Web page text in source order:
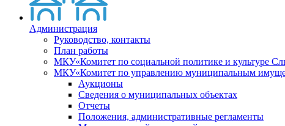
Администрация
Руководство, контакты
План работы
МКУ«Комитет по социальной политике и культуре
МКУ«Комитет по управлению муниципальным
Аукционы
Сведения о муниципальных объектах
Отчеты
Положения, административные регламенты